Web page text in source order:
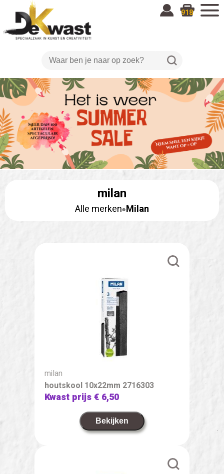
918
milan
Alle merken Milan
milan
houtskool 10x22mm 2716303
Kwast prijs€ 6,50
Bekijken